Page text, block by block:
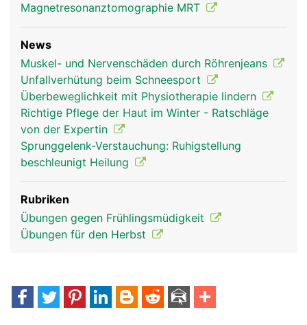
Magnetresonanztomographie MRT
News
Muskel- und Nervenschäden durch Röhrenjeans
Unfallverhütung beim Schneesport
Überbeweglichkeit mit Physiotherapie lindern
Richtige Pflege der Haut im Winter - Ratschläge
von der Expertin
Sprunggelenk-Verstauchung: Ruhigstellung
beschleunigt Heilung
Rubriken
Übungen gegen Frühlingsmüdigkeit
Übungen für den Herbst